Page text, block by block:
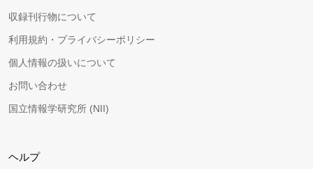
収録刊行物について
利用規約・プライバシーポリシー
個人情報の扱いについて
お問い合わせ
国立情報学研究所 (NII)
ヘルプ